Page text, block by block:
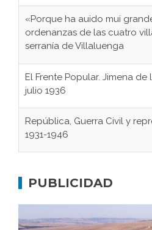
«Porque ha auido mui
ordenanzas de las cuatro
serranía de Villaluenga
El Frente Popular. Jimena
julio 1936
República, Guerra Civil y
1931-1946
concentración nazis
Bornos
PUBLICIDAD